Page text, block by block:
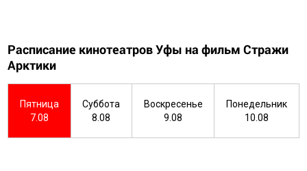
Расписание кинотеатров Уфы на фильм Стражи
Арктики
Пятница
7.08
Суббота
8.08
Воскресенье
9.08
Понедельник
10.08